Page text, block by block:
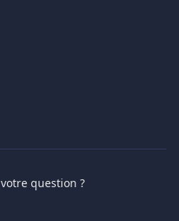
question ?